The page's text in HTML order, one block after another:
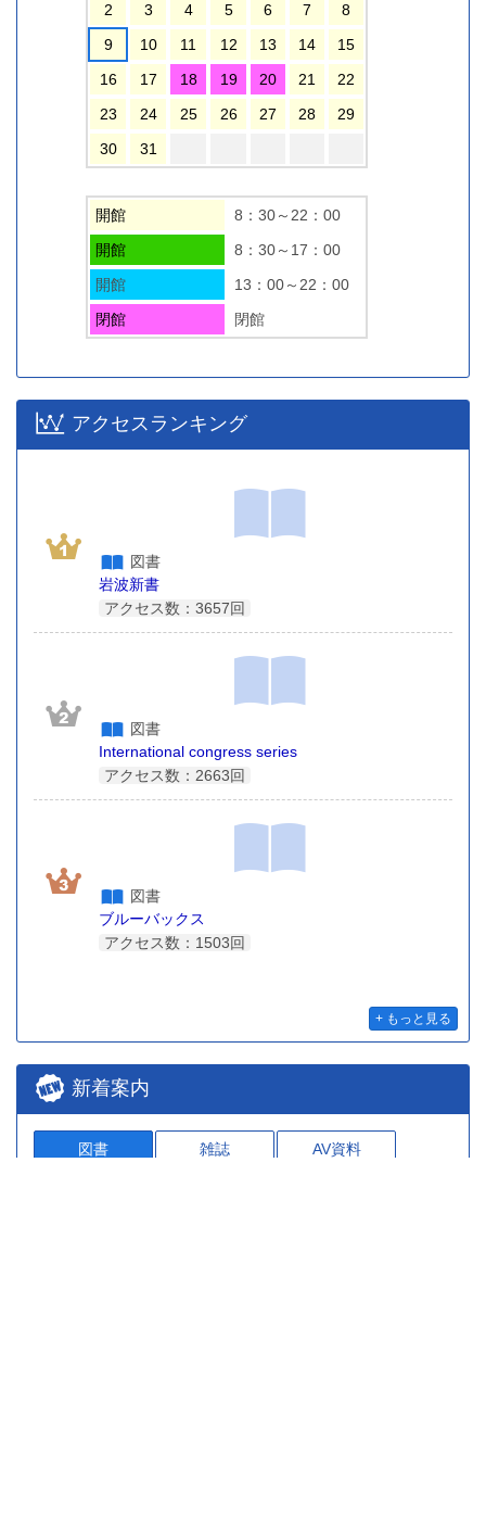
2
3 4 5 6 7
8
9
10 11 12 13 14
15
16
17 18 19 20 21
22
23
24 25 26 27 28
29
30
31
開館
8：30～22：00
開館
8：30～17：00
開館
13：00～22：00
閉館
閉館
アクセスランキング
図書
岩波新書
アクセス数：3657回
図書
International congress series
アクセス数：2663回
図書
ブルーバックス
アクセス数：1503回
+ もっと見る
新着案内
図書 雑誌 AV資料